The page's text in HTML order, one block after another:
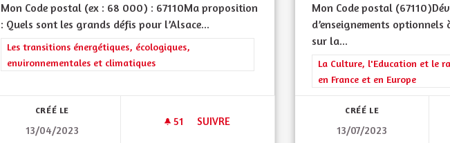
Mon Code postal (ex : 68 000) : 67110Ma proposition
: Quels sont les grands défis pour l’Alsace...
Filtrer les résultats de la catégorie : Les transitions énergétiques, écologiques, environnementales et
Les transitions énergétiques, écologiques,
environnementales et climatiques
CRÉÉ LE
13/04/2023
51 51 ABONNÉS
SUIVRE
Mon Code postal
d’enseignements
sur la...
Filtrer les résultats de la
La Culture, l'Education et le
en France et en Europe
CRÉÉ LE
13/07/2023